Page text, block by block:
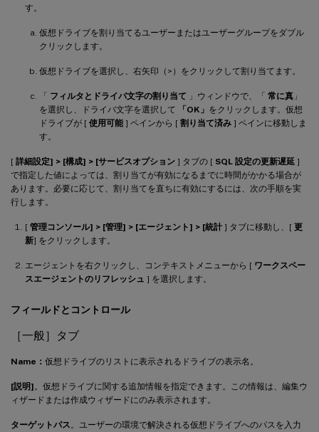
す。
仮想ドライブを割り当てるユーザーまたはユーザーグループをダブル
クリックします。
仮想ドライブを選択し、右矢印（>）をクリックして割り当てます。
「 フィルタとドライバ文字の割り当て 」ウィンドウで、「 常に真 」
を選択し、ドライバ文字を選択して
「OK」 をクリックします。仮想
ドライブが [ 使用可能 ] ペインから [ 割り当て済み ] ペインに移動しま
す。
[ 詳細設定] > [構成] > [サービスオプション ] タブの [ SQL 設定の更新遅延 ]
で指定した値によっては、割り当てが有効になるまでに時間がかかる場合が
あります。必要に応じて、割り当てを直ちに有効にするには、次の手順を実
行します。
[ 管理コンソール] > [管理] > [エージェント] > [統計 ] タブに移動し、[ 更
新] をクリックします。
エージェントを右クリックし、コンテキストメニューから [ ワークスペー
スエージェントのリフレッシュ ] を選択します。
フィールドとコントロール
［一般］タブ
Name： 仮想ドライブのリストに表示されるドライブの表示名。
[説明] 。仮想ドライブに関する追加情報を指定できます。この情報は、編集ウ
ィザードまたは作成ウィザードにのみ表示されます。
ターゲットパス 。ユーザーの環境で解決される仮想ドライブへのパスを入力